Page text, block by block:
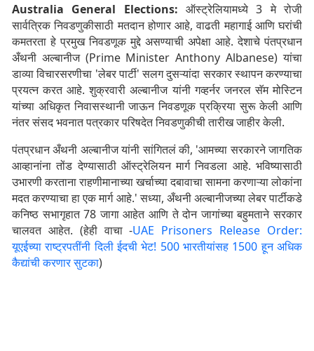
Australia General Elections: ऑस्ट्रेलियामध्ये 3 मे रोजी
सार्वत्रिक निवडणुकीसाठी मतदान होणार आहे, वाढती महागाई आणि घरांची
कमतरता हे प्रमुख निवडणूक मुद्दे असण्याची अपेक्षा आहे. देशाचे पंतप्रधान
अँथनी अल्बानीज (Prime Minister Anthony Albanese) यांचा
डाव्या विचारसरणीचा 'लेबर पार्टी' सलग दुसऱ्यांदा सरकार स्थापन करण्याचा
प्रयत्न करत आहे. शुक्रवारी अल्बानीज यांनी गव्हर्नर जनरल सॅम मोस्टिन
यांच्या अधिकृत निवासस्थानी जाऊन निवडणूक प्रक्रिया सुरू केली आणि
नंतर संसद भवनात पत्रकार परिषदेत निवडणुकीची तारीख जाहीर केली.
पंतप्रधान अँथनी अल्बानीज यांनी सांगितलं की, 'आमच्या सरकारने जागतिक
आव्हानांना तोंड देण्यासाठी ऑस्ट्रेलियन मार्ग निवडला आहे. भविष्यासाठी
उभारणी करताना राहणीमानाच्या खर्चाच्या दबावाचा सामना करणाऱ्या लोकांना
मदत करण्याचा हा एक मार्ग आहे.' सध्या, अँथनी अल्बानीजच्या लेबर पार्टीकडे
कनिष्ठ सभागृहात 78 जागा आहेत आणि ते दोन जागांच्या बहुमताने सरकार
चालवत आहेत. (हेही वाचा -UAE Prisoners Release Order:
यूएईच्या राष्ट्रपतींनी दिली ईदची भेट! 500 भारतीयांसह 1500 हून अधिक
कैद्यांची करणार सुटका)